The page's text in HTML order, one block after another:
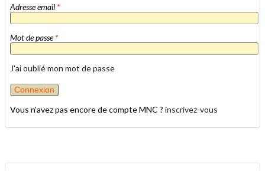
Adresse email *
Mot de passe*
J'ai oublié mon mot de passe
Vous n'avez pas encore de compte MNC ? inscrivez-vous